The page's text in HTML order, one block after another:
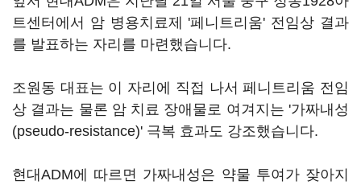
트센터에서 암 병용치료제 '페니트리움' 전임상 결과
를 발표하는 자리를 마련했습니다.
조원동 대표는 이 자리에 직접 나서 페니트리움 전임
상 결과는 물론 암 치료 장애물로 여겨지는 '가짜내성
(pseudo-resistance)' 극복 효과도 강조했습니다.
현대ADM에 따르면 가짜내성은 약물 투여가 잦아지